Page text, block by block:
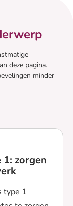
deze pagina.
minder
zorgen
type 1